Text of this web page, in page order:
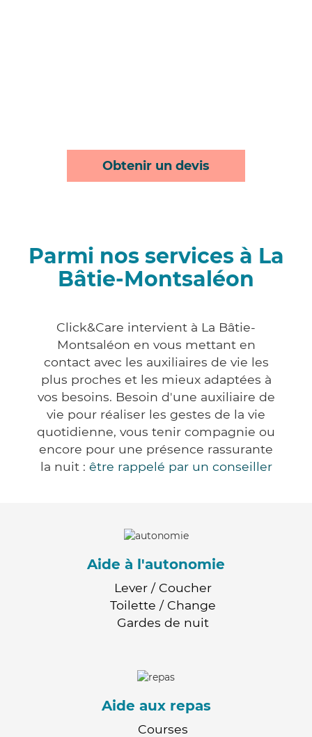
Obtenir un devis
Parmi nos services à La
Bâtie-Montsaléon
Click&Care intervient à La Bâtie-
Montsaléon en vous mettant en
contact avec les auxiliaires de vie les
plus proches et les mieux adaptées à
vos besoins. Besoin d'une auxiliaire de
vie pour réaliser les gestes de la vie
quotidienne, vous tenir compagnie ou
encore pour une présence rassurante
la nuit : être rappelé par un conseiller
Aide à l'autonomie
Lever / Coucher
Toilette / Change
Gardes de nuit
Aide aux repas
Courses